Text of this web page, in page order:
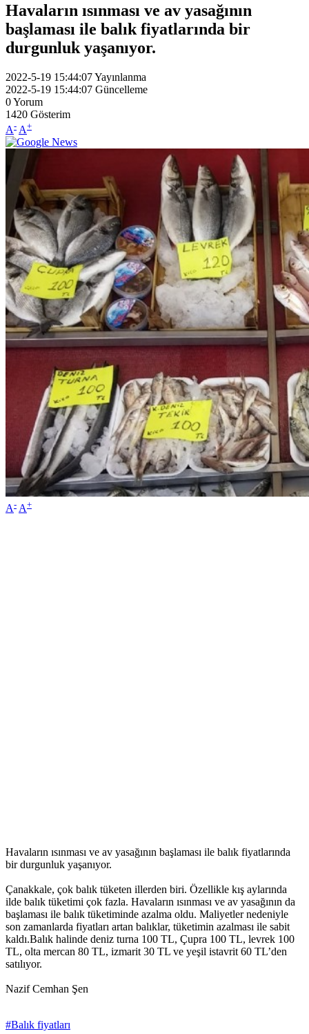
Havaların ısınması ve av yasağının
başlaması ile balık fiyatlarında bir
durgunluk yaşanıyor.
2022-5-19 15:44:07Yayınlanma
2022-5-19 15:44:07 Güncelleme
0Yorum
1420 Gösterim
A- A+
A- A+
Havaların ısınması ve av yasağının başlaması ile balık fiyatlarında
bir durgunluk yaşanıyor.
Çanakkale, çok balık tüketen illerden biri. Özellikle kış aylarında
ilde balık tüketimi çok fazla. Havaların ısınması ve av yasağının da
başlaması ile balık tüketiminde azalma oldu. Maliyetler nedeniyle
son zamanlarda fiyatları artan balıklar, tüketimin azalması ile sabit
kaldı.Balık halinde deniz turna 100 TL, Çupra 100 TL, levrek 100
TL, olta mercan 80 TL, izmarit 30 TL ve yeşil istavrit 60 TL’den
satılıyor.
Nazif Cemhan Şen
#Balık fiyatları